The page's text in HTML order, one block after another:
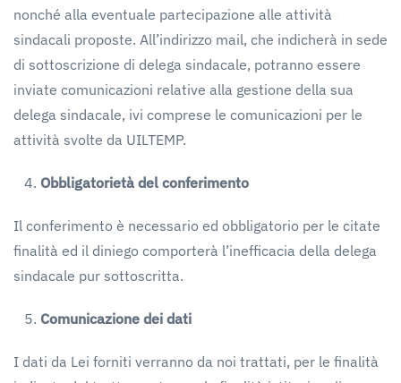
nonché alla eventuale partecipazione alle attività
sindacali proposte. All’indirizzo mail, che indicherà in sede
di sottoscrizione di delega sindacale, potranno essere
inviate comunicazioni relative alla gestione della sua
delega sindacale, ivi comprese le comunicazioni per le
attività svolte da UILTEMP.
Obbligatorietà del conferimento
Il conferimento è necessario ed obbligatorio per le citate
finalità ed il diniego comporterà l’inefficacia della delega
sindacale pur sottoscritta.
Comunicazione dei dati
I dati da Lei forniti verranno da noi trattati, per le finalità